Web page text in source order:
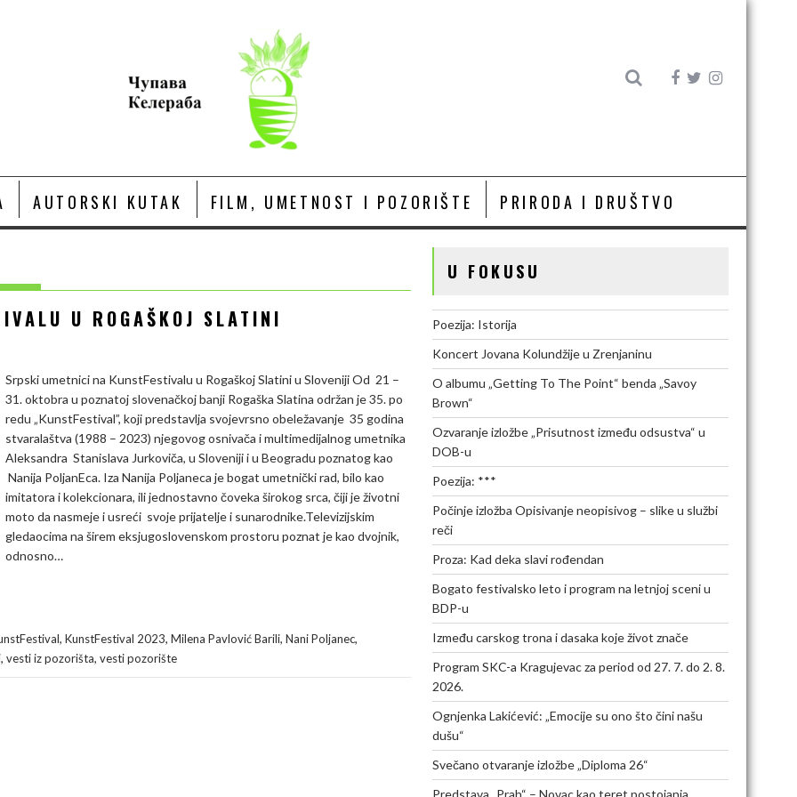
AUTORSKI KUTAK FILM, UMETNOST I POZORIŠTE PRIRODA I DRUŠTVO
U ROGAŠKOJ SLATINI
Srpski umetnici na KunstFestivalu u Rogaškoj Slatini u Sloveniji Od 21 –
31. oktobra u poznatoj slovenačkoj banji Rogaška Slatina održan je 35. po
redu „KunstFestival”, koji predstavlja svojevrsno obeležavanje 35 godina
stvaralaštva (1988 – 2023) njegovog osnivača i multimedijalnog umetnika
Aleksandra Stanislava Jurkoviča, u Sloveniji i u Beogradu poznatog kao
Nanija PoljanEca. Iza Nanija Poljaneca je bogat umetnički rad, bilo kao
imitatora i kolekcionara, ili jednostavno čoveka širokog srca, čiji je životni
moto da nasmeje i usreći svoje prijatelje i sunarodnike.Televizijskim
gledaocima na širem eksjugoslovenskom prostoru poznat je kao dvojnik,
odnosno…
, KunstFestival 2023, Milena Pavlović Barili, Nani Poljanec,
, vesti iz pozorišta, vesti pozorište
U FOKUSU
Poezija: Istorija
Koncert Jovana Kolundžije u Zrenjaninu
O albumu „Getting To The Point“ benda „Savoy
Brown“
Ozvaranje izložbe „Prisutnost između odsustva“ u
DOB-u
Poezija: ***
Počinje izložba Opisivanje neopisivog – slike u službi
reči
Proza: Kad deka slavi rođendan
Bogato festivalsko leto i program na letnjoj sceni u
BDP-u
Između carskog trona i dasaka koje život znače
Program SKC-a Kragujevac za period od 27. 7. do 2. 8.
2026.
Ognjenka Lakićević: „Emocije su ono što čini našu
dušu“
Svečano otvaranje izložbe „Diploma 26“
Predstava „Prah“ – Novac kao teret postojanja